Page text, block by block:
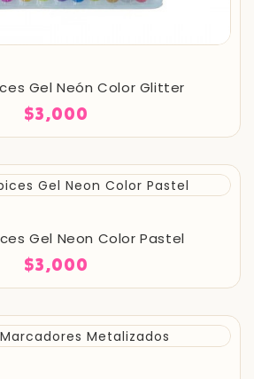
Gel Neón Color Glitter
$3,000
Gel Neon Color Pastel
$3,000